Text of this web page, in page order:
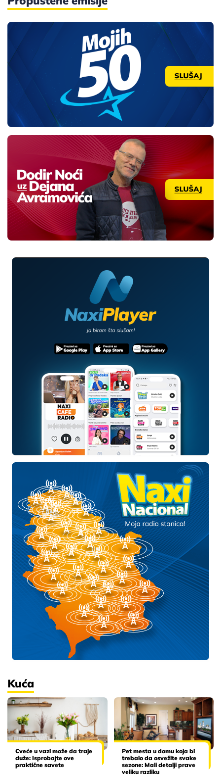
Kuća
Cveće u vazi može da traje
duže: Isprobajte ove
praktične savete
Pet mesta u domu koja bi
trebalo da osvežite svake
sezone: Mali detalji prave
veliku razliku